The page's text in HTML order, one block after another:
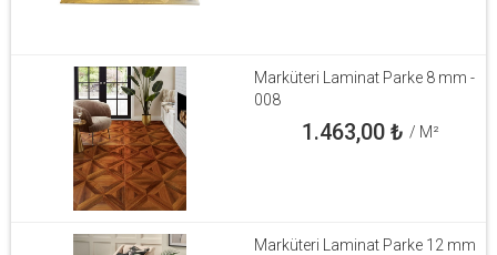
Marküteri Laminat Parke 8 mm -
008
1.463,00₺ / M²
Marküteri Laminat Parke 12 mm